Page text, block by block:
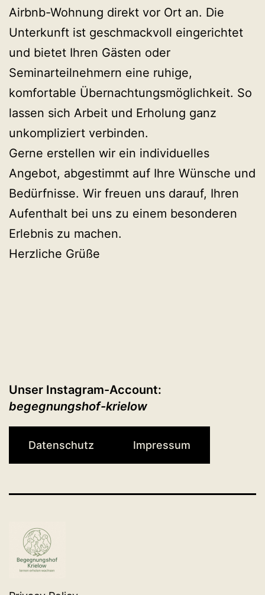
Airbnb-Wohnung direkt vor Ort an. Die
Unterkunft ist geschmackvoll eingerichtet
und bietet Ihren Gästen oder
Seminarteilnehmern eine ruhige,
komfortable Übernachtungsmöglichkeit. So
lassen sich Arbeit und Erholung ganz
unkompliziert verbinden.
Gerne erstellen wir ein individuelles
Angebot, abgestimmt auf Ihre Wünsche und
Bedürfnisse. Wir freuen uns darauf, Ihren
Aufenthalt bei uns zu einem besonderen
Erlebnis zu machen.
Herzliche Grüße
Unser Instagram-Account:
begegnungshof-krielow
Datenschutz Impressum